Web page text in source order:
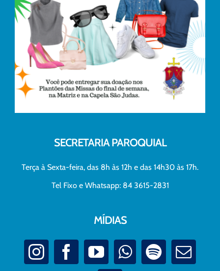
SECRETARIA PAROQUIAL
Terça à Sexta-feira, das 8h às 12h e das 14h30 às 17h.
Tel Fixo e Whatsapp: 84 3615-2831
MÍDIAS